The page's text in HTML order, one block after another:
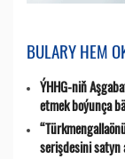
BULARY HEM
ÝHHG-niň
etmek boýunça
serişdesini satyn